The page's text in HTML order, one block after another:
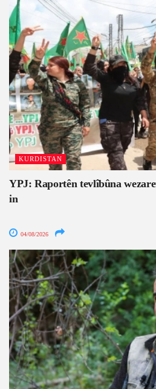
KURDISTAN
YPJ: Raportên tevlîbûna
in
04/08/2026